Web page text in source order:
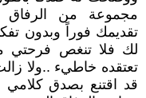
مجموعة من الرفاق
تقديمك فوراً وبدون
لك فلا تنغص فرحتي
تعتقده خاطيء ..ولا
قد اقتنع بصدق كلامي